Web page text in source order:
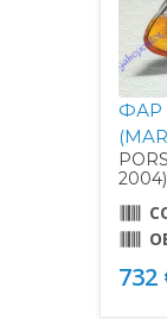
ФАР
2004)
732